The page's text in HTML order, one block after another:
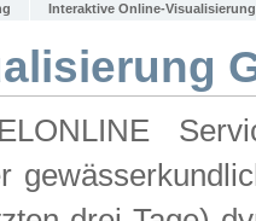
Interaktive Online-Visualisierung